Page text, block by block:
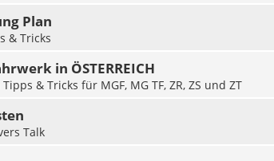
Plan
& Tricks
in ÖSTERREICH
Tipps & Tricks für MGF, MG TF, ZR, ZS und ZT
Talk